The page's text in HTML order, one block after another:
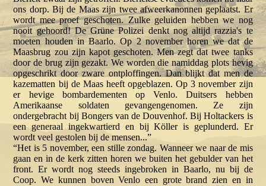
ons dorp. Bij de Maas zijn twee afweerkanonnen geplaatst. Er
wordt mee proef geschoten. Zulke geluiden hebben we nog
nooit gehoord! De Grüne Polizei denkt nog altijd razzia's te
moeten houden in Baarlo. Op 2 november horen we dat de
Maasbrug zou zijn kapot geschoten. Men zegt dat twee tanks
door de brug zijn gezakt. We worden die namiddag plots hevig
opgeschrikt door zware ontploffingen. Dan blijkt dat men de
kazematten bij de Maas heeft opgeblazen. Op 3 november zijn
er hevige bombardementen op Venlo. Duitsers hebben
Amerikaanse soldaten gevangengenomen. Ze zijn
ondergebracht bij Bongers van de Douvenhof. Bij Holtackers is
een generaal ingekwartierd en bij Köller is geplunderd. Er
wordt veel gestolen bij de mensen...”
“Het is 5 november, een stille zondag. Wanneer we naar de mis
gaan en in de kerk zitten horen we buiten het gebulder van het
front. Er wordt nog steeds ingebroken in Baarlo, nu bij de
Coop. We kunnen boven Venlo een grote brand zien en in